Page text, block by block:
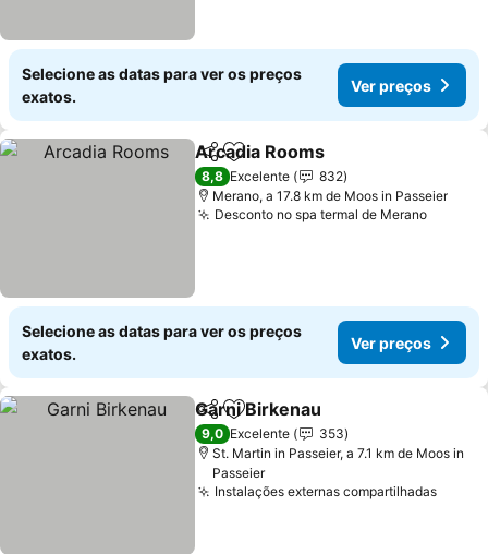
Selecione as datas para ver os preços
exatos.
Ver preços
PartilharAdicionar aos favoritos
Arcadia Rooms
8,8 Excelente
832
Merano, a 17.8 km de Moos in Passeier
Desconto no spa termal de MeranoVer
Selecione as datas para ver os preços
exatos.
Ver preços
PartilharAdicionar aos favoritos
Garni Birkenau
9,0 Excelente
353
St. Martin in Passeier, a 7.1 km de Moos in
Passeier
Instalações externas compartilhadasVer